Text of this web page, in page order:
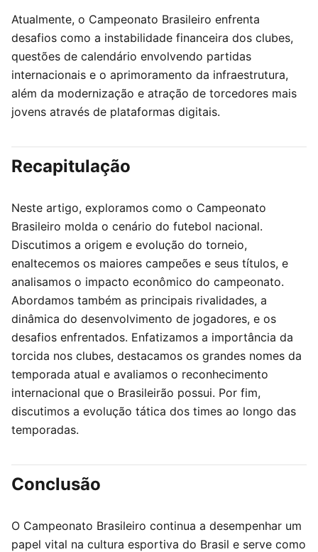
Atualmente, o Campeonato Brasileiro enfrenta
desafios como a instabilidade financeira dos clubes,
questões de calendário envolvendo partidas
internacionais e o aprimoramento da infraestrutura,
além da modernização e atração de torcedores mais
jovens através de plataformas digitais.
Recapitulação
Neste artigo, exploramos como o Campeonato
Brasileiro molda o cenário do futebol nacional.
Discutimos a origem e evolução do torneio,
enaltecemos os maiores campeões e seus títulos, e
analisamos o impacto econômico do campeonato.
Abordamos também as principais rivalidades, a
dinâmica do desenvolvimento de jogadores, e os
desafios enfrentados. Enfatizamos a importância da
torcida nos clubes, destacamos os grandes nomes da
temporada atual e avaliamos o reconhecimento
internacional que o Brasileirão possui. Por fim,
discutimos a evolução tática dos times ao longo das
temporadas.
Conclusão
O Campeonato Brasileiro continua a desempenhar um
papel vital na cultura esportiva do Brasil e serve como